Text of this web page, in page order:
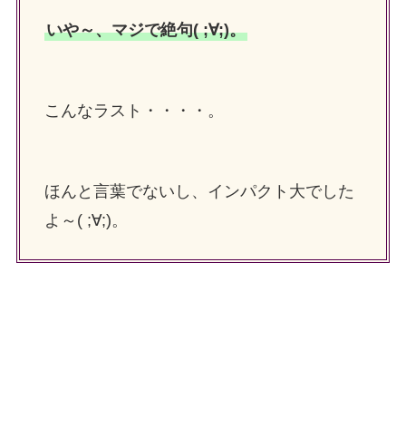
いや～、マジで絶句( ;∀;)。
こんなラスト・・・・。
ほんと言葉でないし、インパクト大でした
よ～( ;∀;)。